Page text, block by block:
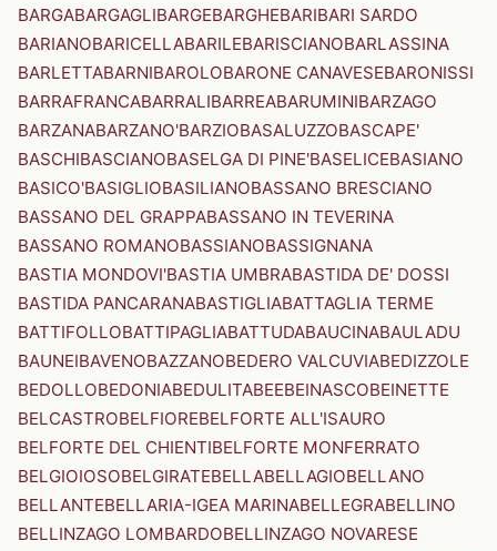
BARGABARGAGLIBARGEBARGHEBARIBARI SARDO
BARIANOBARICELLABARILEBARISCIANOBARLASSINA
BARLETTABARNIBAROLOBARONE CANAVESEBARONISSI
BARRAFRANCABARRALIBARREABARUMINIBARZAGO
BARZANABARZANO'BARZIOBASALUZZOBASCAPE'
BASCHIBASCIANOBASELGA DI PINE'BASELICEBASIANO
BASICO'BASIGLIOBASILIANOBASSANO BRESCIANO
BASSANO DEL GRAPPABASSANO IN TEVERINA
BASSANO ROMANOBASSIANOBASSIGNANA
BASTIA MONDOVI'BASTIA UMBRABASTIDA DE' DOSSI
BASTIDA PANCARANABASTIGLIABATTAGLIA TERME
BATTIFOLLOBATTIPAGLIABATTUDABAUCINABAULADU
BAUNEIBAVENOBAZZANOBEDERO VALCUVIABEDIZZOLE
BEDOLLOBEDONIABEDULITABEEBEINASCOBEINETTE
BELCASTROBELFIOREBELFORTE ALL'ISAURO
BELFORTE DEL CHIENTIBELFORTE MONFERRATO
BELGIOIOSOBELGIRATEBELLABELLAGIOBELLANO
BELLANTEBELLARIA-IGEA MARINABELLEGRABELLINO
BELLINZAGO LOMBARDOBELLINZAGO NOVARESE